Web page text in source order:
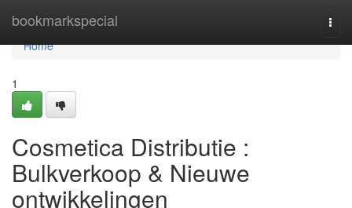
bookmarkspecial
Home
Home
1
Cosmetica Distributie :
Bulkverkoop & Nieuwe
ontwikkelingen